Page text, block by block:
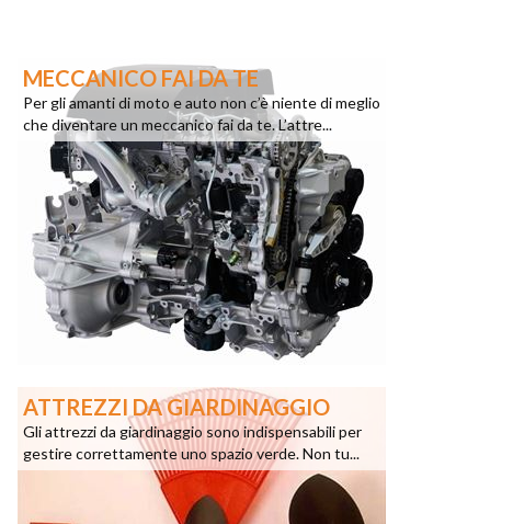
MECCANICO FAI DA TE
Per gli amanti di moto e auto non c’è niente di meglio
che diventare un meccanico fai da te. L’attre...
ATTREZZI DA GIARDINAGGIO
Gli attrezzi da giardinaggio sono indispensabili per
gestire correttamente uno spazio verde. Non tu...